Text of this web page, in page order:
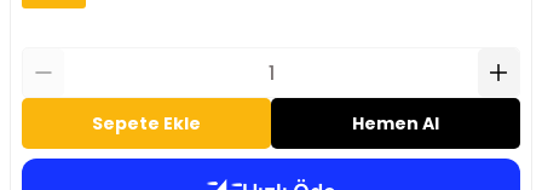
Sepete Ekle Hemen Al